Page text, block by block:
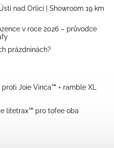
nad Orlicí | Showroom 19 km
v roce 2026 – průvodce
prázdninách?
Joie Vinca™ + ramble XL
litetrax™ pro tofee oba